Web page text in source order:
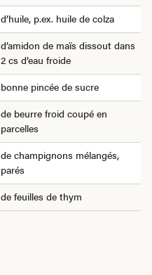
d’huile, p.ex. huile de colza
d’amidon de maïs dissout dans
2 cs d’eau froide
bonne pincée de sucre
de beurre froid coupé en
parcelles
de champignons mélangés,
parés
de feuilles de thym